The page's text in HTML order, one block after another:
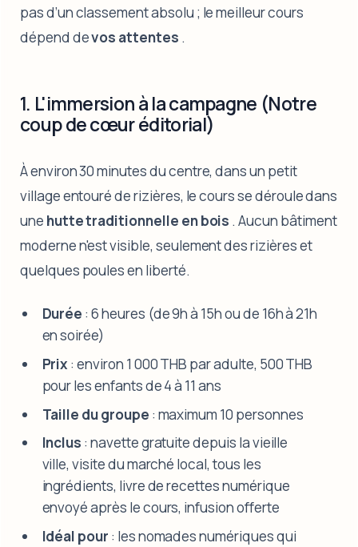
pas d’un classement absolu ; le meilleur cours
dépend devos attentes .
1. L'immersion à la campagne (Notre
coup de cœur éditorial)
À environ 30 minutes du centre, dans un petit
village entouré de rizières, le cours se déroule dans
une hutte traditionnelle en bois . Aucun bâtiment
moderne n'est visible, seulement des rizières et
quelques poules en liberté.
Durée : 6 heures (de 9h à 15h ou de 16h à 21h
en soirée)
Prix : environ 1 000 THB par adulte, 500 THB
pour les enfants de 4 à 11 ans
Taille du groupe : maximum 10 personnes
Inclus : navette gratuite depuis la vieille
ville, visite du marché local, tous les
ingrédients, livre de recettes numérique
envoyé après le cours, infusion offerte
Idéal pour : les nomades numériques qui